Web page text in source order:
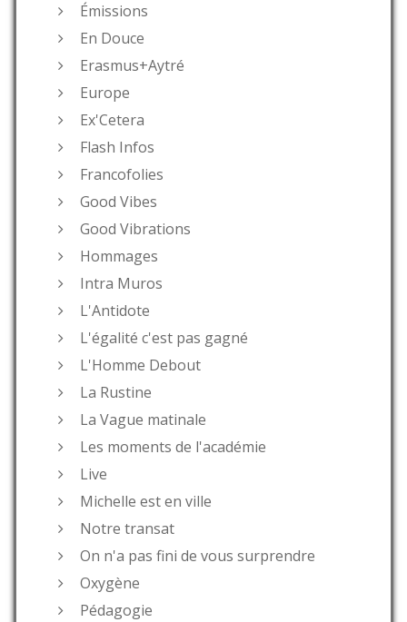
Émissions
En Douce
Erasmus+Aytré
Europe
Ex'Cetera
Flash Infos
Francofolies
Good Vibes
Good Vibrations
Hommages
Intra Muros
L'Antidote
L'égalité c'est pas gagné
L'Homme Debout
La Rustine
La Vague matinale
Les moments de l'académie
Live
Michelle est en ville
Notre transat
On n'a pas fini de vous surprendre
Oxygène
Pédagogie